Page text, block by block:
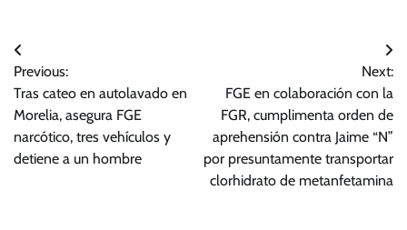
Navegación
de
entradas
Previous:
Tras cateo en autolavado en
Morelia, asegura FGE
narcótico, tres vehículos y
detiene a un hombre
Next:
FGE en colaboración con la
FGR, cumplimenta orden de
aprehensión contra Jaime “N”
por presuntamente transportar
clorhidrato de metanfetamina